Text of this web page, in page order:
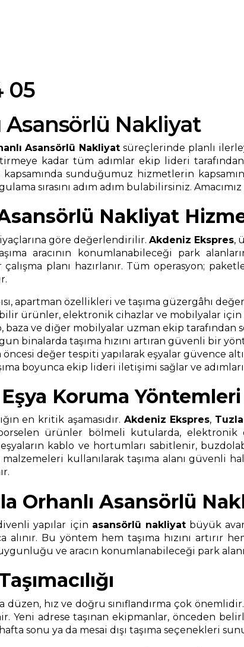
05
Asansörlü Nakliyat
Asansörlü Nakliyat süreçlerinde planlı
kadar tüm adımlar ekip lideri
kapsamında sunduğumuz hizmetlerin
sırasını adım adım bulabilirsiniz.
Nakliyat
göre değerlendirilir.Akdeniz Ekspres,
aracının konumlanabileceği park
planı hazırlanır. Tüm operasyon;
apartman özellikleri ve taşıma güzergâhı
ürünler, elektronik cihazlar ve mobilyalar için
baza ve diğer mobilyalar uzman ekip tarafından
binalarda taşıma hızını artıran güvenli bir
öncesi değer tespiti yapılarak eşyalar güvence
boyunca ekip lideri iletişimi sağlar ve
Koruma Yöntemleri
en kritik aşamasıdır. Akdeniz Ekspres,
porselen ürünler bölmeli kutularda,
eşyaların kablo ve hortumları sabitlenir,
kullanılarak taşıma alanı güvenli
Orhanlı Asansörlü
yapılar için asansörlü nakliyatbüyük
alınır. Bu yöntem hem taşıma hızını artırır
ve aracın konumlanabileceği park
düzen, hız ve doğru sınıflandırma çok
Yeni adrese taşınan ekipmanlar, önceden
sonu ya da mesai dışı taşıma seçenekleri